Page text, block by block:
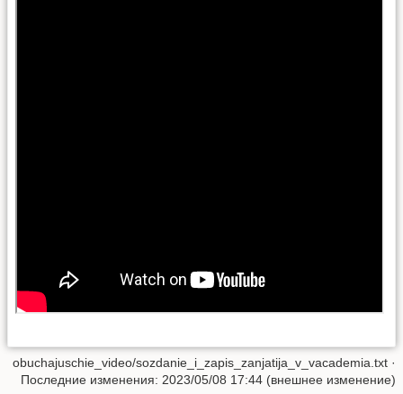
obuchajuschie_video/sozdanie_i_zapis_zanjatija_v_vacademia.txt ·
Последние изменения: 2023/05/08 17:44 (внешнее изменение)